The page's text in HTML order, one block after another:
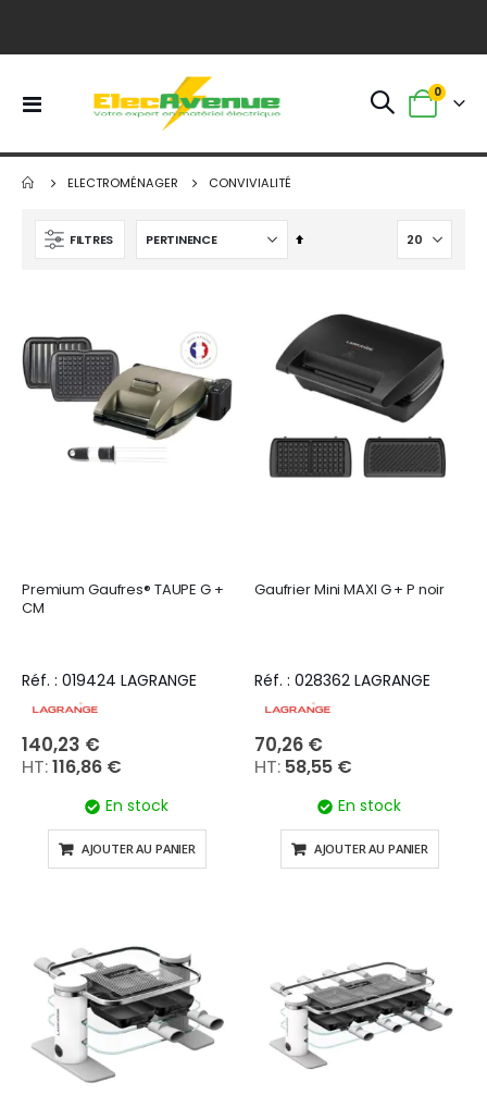
Basculer
Panier
0
ELECTROMÉNAGER CONVIVIALITÉ
FILTRES
Par
Premium Gaufres® TAUPE G +
CM
Réf. : 019424 LAGRANGE
140,23 €
116,86 €
En stock
AJOUTER AU PANIER
Gaufrier Mini MAXI G + P noir
Réf. : 028362 LAGRANGE
70,26 €
58,55 €
En stock
AJOUTER AU PANIER